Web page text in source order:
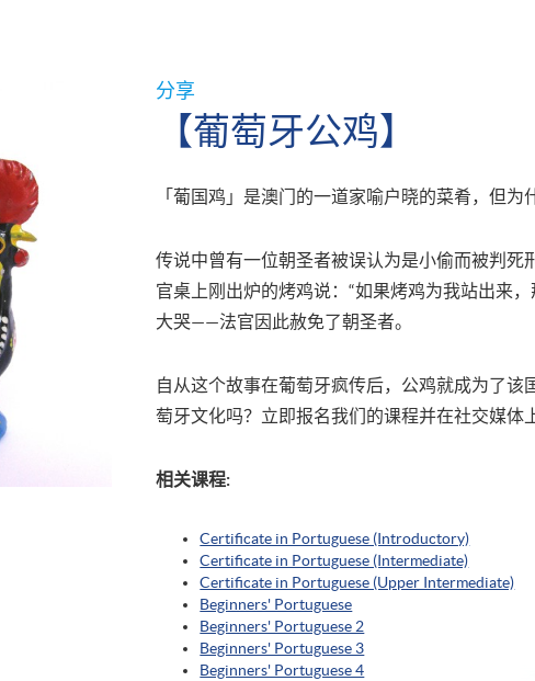
分享
【葡萄牙公鸡】
「葡国鸡」是澳门的一道家喻户晓的菜肴，但为
传说中曾有一位朝圣者被误认为是小偷而被判
官桌上刚出炉的烤鸡说：“如果烤鸡为我站出来
大哭——法官因此赦免了朝圣者。
自从这个故事在葡萄牙疯传后，公鸡就成为了
萄牙文化吗？立即报名我们的课程并在社交媒体
相关课程:
Certificate in Portuguese (Introductory)
Certificate in Portuguese (Intermediate)
Certificate in Portuguese (Upper Intermediate)
Beginners' Portuguese
Beginners' Portuguese 2
Beginners' Portuguese 3
Beginners' Portuguese 4